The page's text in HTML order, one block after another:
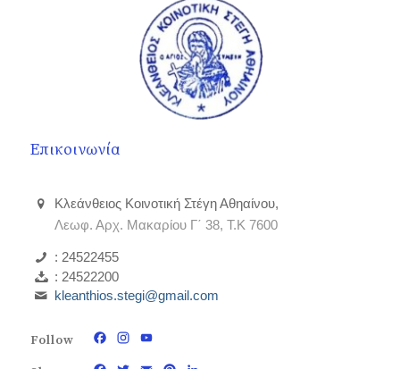
Επικοινωνία
Κλεάνθειος Κοινοτική Στέγη Αθηαίνου,
Λεωφ. Αρχ. Μακαρίου Γ΄ 38, Τ.Κ 7600
: 24522455
: 24522200
kleanthios.stegi@gmail.com
Follow FacebookInstagram